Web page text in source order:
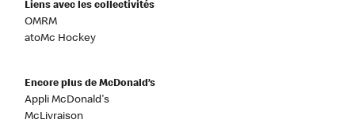
Liens avec les collectivités
OMRM
atoMc Hockey
Encore plus de McDonald’s
Appli McDonald's
McLivraison